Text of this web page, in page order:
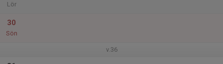
Lör
30
Sön
v.36